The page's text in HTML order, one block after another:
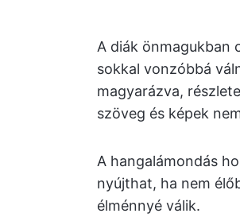
A diák
sokkal vonzóbbá
magyarázva,
szöveg és képek
A hangalámondás
nyújthat, ha nem
élménnyé válik.